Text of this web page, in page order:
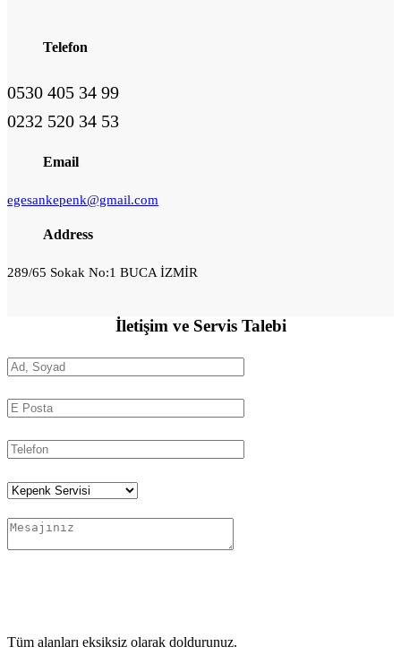
Telefon
0530 405 34 99
0232 520 34 53
Email
egesankepenk@gmail.com
Address
289/65 Sokak No:1 BUCA İZMİR
İletişim ve Servis Talebi
Tüm alanları eksiksiz olarak doldurunuz.